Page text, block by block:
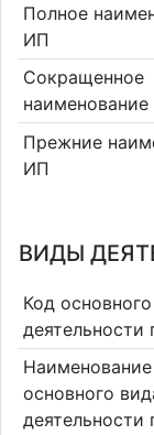
Полное
ИП
Сокращенное
Прежние
ИП
ВИДЫ
Код
Наименование
основного